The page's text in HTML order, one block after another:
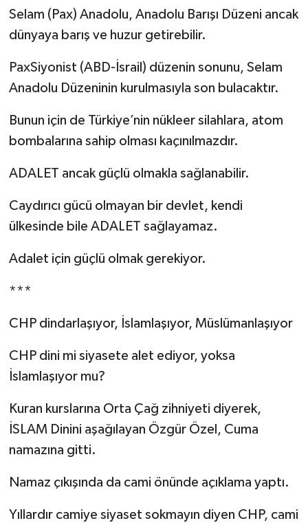
Selam (Pax) Anadolu, Anadolu Barışı Düzeni ancak
dünyaya barış ve huzur getirebilir.
PaxSiyonist (ABD-İsrail) düzenin sonunu, Selam
Anadolu Düzeninin kurulmasıyla son bulacaktır.
Bunun için de Türkiye’nin nükleer silahlara, atom
bombalarına sahip olması kaçınılmazdır.
ADALET ancak güçlü olmakla sağlanabilir.
Caydırıcı gücü olmayan bir devlet, kendi
ülkesinde bile ADALET sağlayamaz.
Adalet için güçlü olmak gerekiyor.
***
CHP dindarlaşıyor, İslamlaşıyor, Müslümanlaşıyor
CHP dini mi siyasete alet ediyor, yoksa
İslamlaşıyor mu?
Kuran kurslarına Orta Çağ zihniyeti diyerek,
İSLAM Dinini aşağılayan Özgür Özel, Cuma
namazına gitti.
Namaz çıkışında da cami önünde açıklama yaptı.
Yıllardır camiye siyaset sokmayın diyen CHP, cami